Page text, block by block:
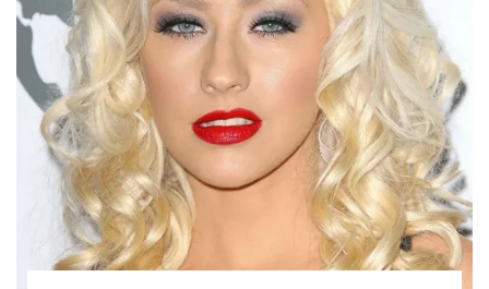
беспокоят вовсе, а для кого-то становятся
эстетической или психологической
проблемой. Сегодня существует широкий
выбор методов коррекции рубцов: от
косметологических процедур до
полноценного хирургического
вмешательства. Давайте разберемся,
какие из них эффективны, в каких случаях
стоит выбирать один подход, а в каких —
другой.